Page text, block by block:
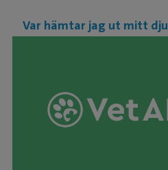
Var hämtar jag ut mitt